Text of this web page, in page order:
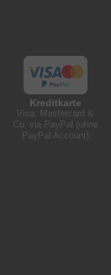
Kreditkarte
Visa, Mastercard &
Co. via PayPal (ohne
PayPal Account)